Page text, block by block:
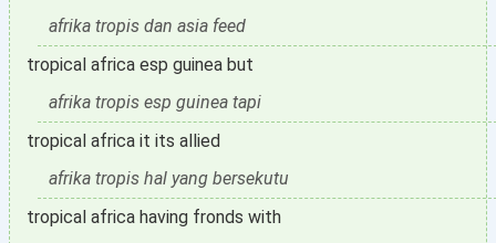
afrika tropis dan asia feed
tropical africa esp guinea but
afrika tropis esp guinea tapi
tropical africa it its allied
afrika tropis hal yang bersekutu
tropical africa having fronds with